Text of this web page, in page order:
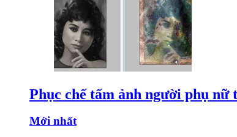
Phục chế tấm ảnh người phụ
Mới nhất